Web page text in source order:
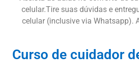
celular.Tire suas dúvidas e
celular (inclusive via Whatsapp).
Curso de cuidador